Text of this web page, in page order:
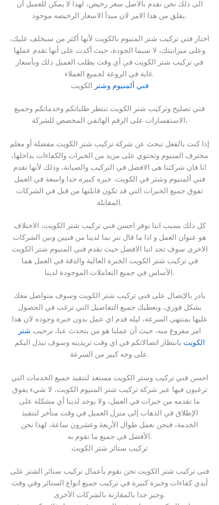
الى ذلك نحن نقدم بالاصل سعر رخيص، لهذا لا يمكن للعميل أن
يقلق من هذا الامر لان مبدأ الاسعار الرخيصه موجود.
اختار فني تركيب شتر المنيوم بالكويت لأنها أكثر من سيخلف عليك،
وعلى ميزانيتك، لا سيما الجودة، حيث أكدت على أنها تقدم عملها
في تركيب شتر الكويت في أي وقت يطلب العميل ذلك وبأسعار
غاية في الروعة لجميع العملاء.
فني ألمنيوم وشتر الكويت
فني تصليح وتركيب شتر الكويت تنتظر طلباتكم وخدماتكم وجميع
الاستفسارات على الرقم الهاتفي المخصص للشركة،
إذا كنت بالفعل تبحث عن شركة تركيب شتر الكويت مفضلة أو معلم
محترف المنيوم وتحتوي على مزيد من الخبرات والكفاءات بداخلها،
انا فان شركتنا هى الافضل في التركيب والصيانة، وذلك لأنها تقدم
فني ألمنيوم وشتر في الكويت، خبره كبيره جدا واسعة في العمل
تفوق جميع الخبرات التي قد تكون قابلتها من قبل في الشركات
المقابلة.
كل ذلك بسبب اننا نوفر احسن فني تركيب شتر الكويت، الاختلاف
هو عنوان العمل و اذا ما قال نتر بما لدينا من فنيين وبين الشركات
الاخرى سوف تجد اننا الافضل حيث نقدم فني المنيوم شتر الكويت
في تركيب شتر الكويت الخبرة العالية والدقة في العمل هما
الأساس في جميع التعاملات الموجودة لدينا.
بادر بالإتصال على فني تركيب شتر الكويت وسوف متواصل معك
بشكل فوري، ونعطيك جميع التفاصيل التي ترغب في الحصول
عليها بمنتهى السرعة، ليله قدم اي عمل بدون خبرة وجوده لان هذا
امر مفروغ منه، حيث أن عملنا هو من يتحدث عنا، ترحيب شتر
الكويت بانتظار اتصالاتكم في اي وقت تريدينه وسوف نبذل اليكم
على وجه كبير من السرعة.
احسن فني تركيب وستر الكويت مستعد لتنفيذ جميع الخدمات التي
ترغبون فيها عبر شركة تركيب شتر المنيوم الكويت، لا شيء يفوق
ما نقدمه من خبرات في العمل، ولا يوجد لدينا أي مشكلة على
الإطلاق في الذهاب إلى منزل العميل في وقت متأخر لتنفيذ
الخدمة، فنحن نعمل طوال الأربعة وعشرون ساعة، لهذا نحن
الأفضل في جميع ما نقوم به.
تركيب ستائر شتر الكويت
‏فنى تركيب شتر الكويت نحن نقوم بأعمال تركيب ستائر الشتر على
أيدي كفاءات وخبرة كبيرة في تركيب جميع انواع الستائر وفي وقت
وجيز جدا بالمقارنة بالشركات الأخرى.